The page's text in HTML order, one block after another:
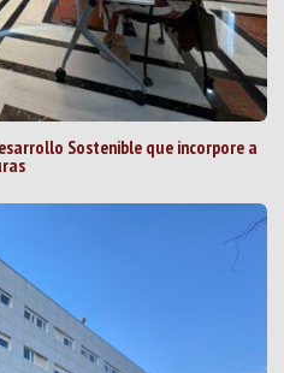
Sostenible que incorpore a